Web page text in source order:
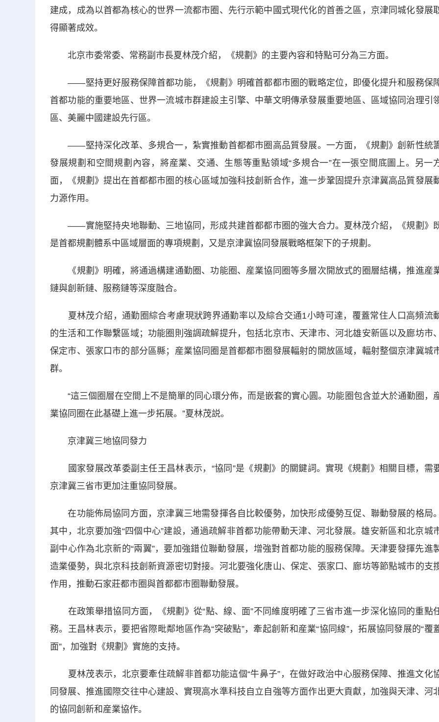
建成，成為以首都為核心的世界一流都市圈、先行示範中國式現代化的首善之區，京津同城化發展
得顯著成效。
北京市委常委、常務副市長夏林茂介紹，《規劃》的主要內容和特點可分為三方面。
——堅持更好服務保障首都功能，《規劃》明確首都都市圈的戰略定位，即優化提升和服務保
首都功能的重要地區、世界一流城市群建設主引擎、中華文明傳承發展重要地區、區域協同治理引
區、美麗中國建設先行區。
——堅持深化改革、多規合一，紮實推動首都都市圈高品質發展。一方面，《規劃》創新性統
發展規劃和空間規劃內容，將産業、交通、生態等重點領域“多規合一”在一張空間底圖上。另一
面，《規劃》提出在首都都市圈的核心區域加強科技創新合作，進一步鞏固提升京津冀高品質發展
力源作用。
——實施堅持央地聯動、三地協同，形成共建首都都市圈的強大合力。夏林茂介紹，《規劃》
是首都規劃體系中區域層面的專項規劃，又是京津冀協同發展戰略框架下的子規劃。
《規劃》明確，將通過構建通勤圈、功能圈、産業協同圈等多層次開放式的圈層結構，推進産
鏈與創新鏈、服務鏈等深度融合。
夏林茂介紹，通勤圈綜合考慮現狀跨界通勤率以及綜合交通1小時可達，覆蓋常住人口高頻流
的生活和工作聯繫區域；功能圈則強調疏解提升，包括北京市、天津市、河北雄安新區以及廊坊市、
保定市、張家口市的部分區縣；産業協同圈是首都都市圈發展輻射的開放區域，輻射整個京津冀城
群。
“這三個圈層在空間上不是簡單的同心環分佈，而是嵌套的實心圓。功能圈包含並大於通勤圈，
業協同圈在此基礎上進一步拓展。”夏林茂説。
京津冀三地協同發力
國家發展改革委副主任王昌林表示，“協同”是《規劃》的關鍵詞。實現《規劃》相關目標，需
京津冀三省市更加注重協同發展。
在功能佈局協同方面，京津冀三地需發揮各自比較優勢，加快形成優勢互促、聯動發展的格局。
其中，北京要加強“四個中心”建設，通過疏解非首都功能帶動天津、河北發展。雄安新區和北京城
副中心作為北京新的“兩翼”，要加強錯位聯動發展，增強對首都功能的服務保障。天津要發揮先進
造業優勢，與北京科技創新資源密切對接。河北要強化唐山、保定、張家口、廊坊等節點城市的支
作用，推動石家莊都市圈與首都都市圈聯動發展。
在政策舉措協同方面，《規劃》從“點、線、面”不同維度明確了三省市進一步深化協同的重點
務。王昌林表示，要把省際毗鄰地區作為“突破點”，牽起創新和産業“協同線”，拓展協同發展的“覆
面”，加強對《規劃》實施的支持。
夏林茂表示，北京要牽住疏解非首都功能這個“牛鼻子”，在做好政治中心服務保障、推進文化
同發展、推進國際交往中心建設、實現高水準科技自立自強等方面作出更大貢獻，加強與天津、河
的協同創新和産業協作。